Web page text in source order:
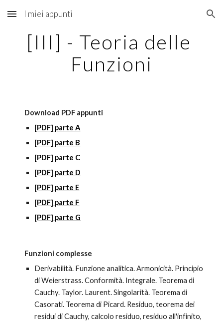
Skip to main content Skip to navigation
I miei appunti
[III] - Teoria delle
Funzioni
Download PDF appunti
[PDF] parte A
[PDF] parte B
[PDF] parte C
[PDF] parte D
[PDF] parte E
[PDF] parte F
[PDF] parte G
Funzioni complesse
Derivabilità. Funzione analitica. Armonicità. Principio
di Weierstrass. Conformità. Integrale. Teorema di
Cauchy. Taylor. Laurent. Singolarità. Teorema di
Casorati. Teorema di Picard. Residuo, teorema dei
residui di Cauchy, calcolo residuo, residuo all'infinito,